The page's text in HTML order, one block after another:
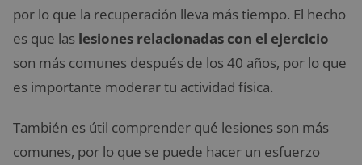
por lo que la recuperación lleva más tiempo. El hecho
es que las lesiones relacionadas con el ejercicio
son más comunes después de los 40 años, por lo que
es importante moderar tu actividad física.
También es útil comprender qué lesiones son más
comunes, por lo que se puede hacer un esfuerzo